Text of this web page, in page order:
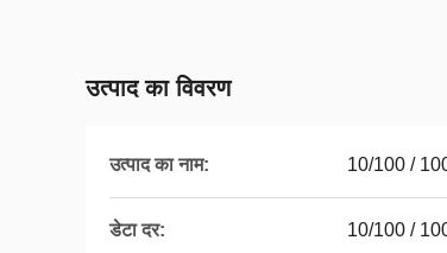
उत्पाद का विवरण
उत्पाद का नाम: 10/100 /
डेटा दर: 10/100 /